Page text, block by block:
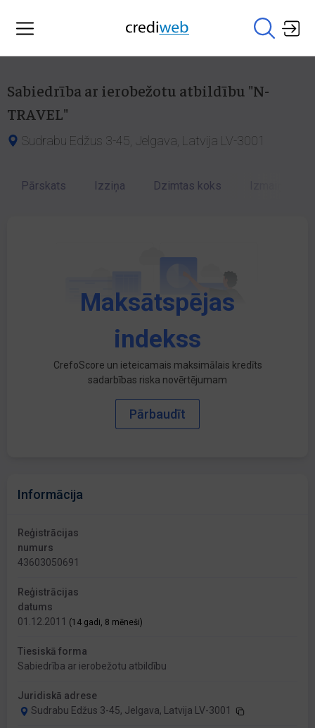
Sabiedrība ar ierobežotu atbildību "N-
TRAVEL"
Sudrabu Edžus 3-45, Jelgava, Latvija LV-3001
Pārskats Izziņa Dzimtas koks
Maksātspējas
indekss
CrefoScore un ieteicamais maksimālais kredīts
sadarbības riska novērtējumam
Pārbaudīt
Informācija
Reģistrācijas
numurs
43603050691
Reģistrācijas
datums
01.12.2011 (14 gadi, 8 mēneši)
Tiesiskā forma
Sabiedrība ar ierobežotu atbildību
Juridiskā adrese
Sudrabu Edžus 3-45, Jelgava, Latvija LV-3001